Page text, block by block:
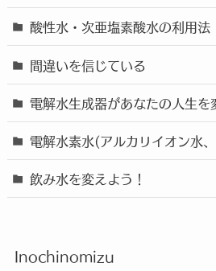
酸性水・次亜塩素酸水の利用法
間違いを信じている
電解水生成器があなたの人生を
電解水素水(アルカリイオン水
飲み水を変えよう！
Inochinomizu